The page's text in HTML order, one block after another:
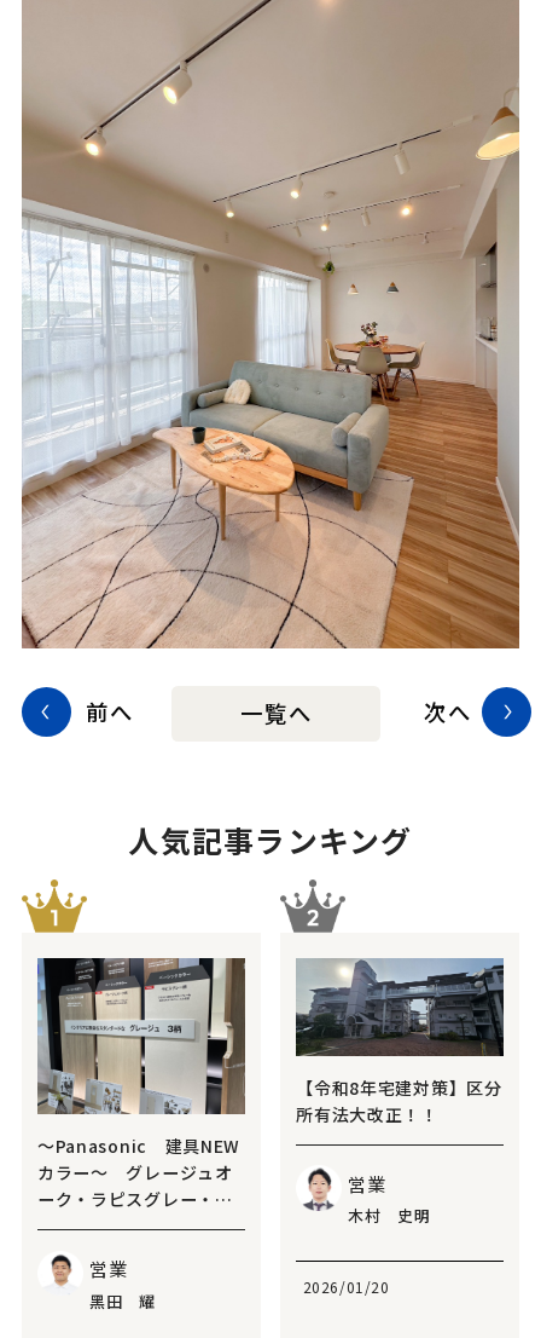
前へ 一覧へ 次へ
人気記事ランキング
～Panasonic 建具NEW
カラー～ グレージュオ
ーク・ラピスグレー・ペ
ールグリーンオーク
営業
黑田 耀
【令和8年宅建対策】区分
所有法大改正！！
営業
木村 史明
2026/01/20